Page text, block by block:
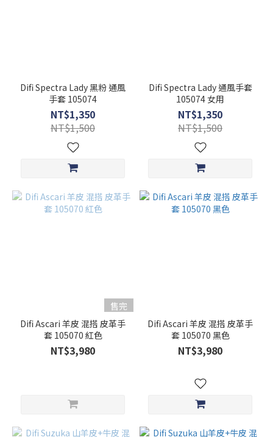
Difi Spectra Lady 黑粉 通風
手套 105074
NT$1,350
NT$1,500
Difi Spectra Lady 通風手套
105074 女用
NT$1,350
NT$1,500
售完
Difi Ascari 羊皮 混搭 皮革手
套 105070 紅色
NT$3,980
Difi Ascari 羊皮 混搭 皮革手
套 105070 黑色
NT$3,980